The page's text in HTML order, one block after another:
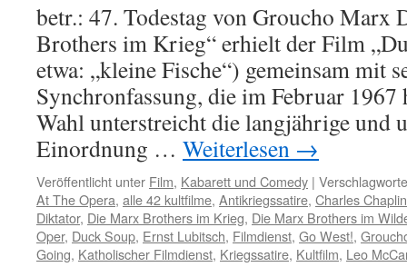
betr.: 47. Todestag von Groucho Marx
Brothers im Krieg“ erhielt der Film
etwa: „kleine Fische“) gemeinsam mit
Synchronfassung, die im Februar 1967
Wahl unterstreicht die langjährige und
Einordnung … Weiterlesen →
Veröffentlicht unter Film, Kabarett und Comedy |
At The Opera, alle 42 kultfilme, Antikriegssatire, Charles Chaplin
Diktator, Die Marx Brothers im Krieg, Die Marx Brothers im
Oper, Duck Soup, Ernst Lubitsch, Filmdienst, Go West!,
Going, Katholischer Filmdienst, Kriegssatire, Kultfilm, Leo